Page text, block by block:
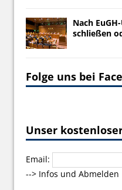
Nach
schließen
Folge uns bei
Unser
Email:
--> Infos und Abmelden